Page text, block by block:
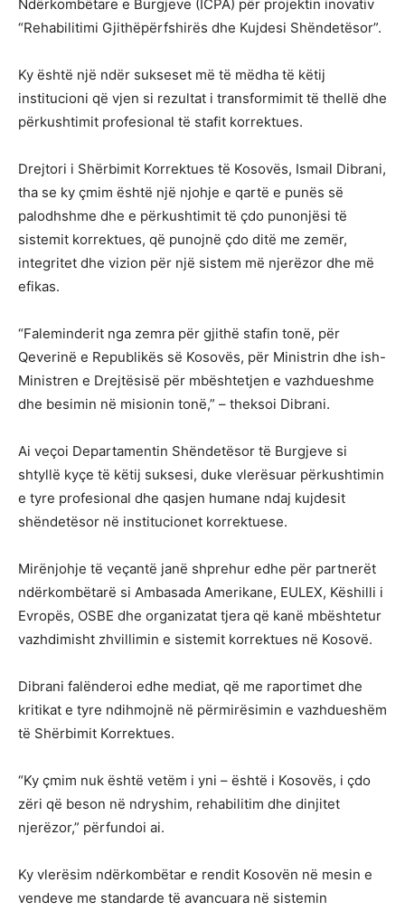
Ndërkombëtare e Burgjeve (ICPA) për projektin inovativ
“Rehabilitimi Gjithëpërfshirës dhe Kujdesi Shëndetësor”.
Ky është një ndër sukseset më të mëdha të këtij
institucioni që vjen si rezultat i transformimit të thellë dhe
përkushtimit profesional të stafit korrektues.
Drejtori i Shërbimit Korrektues të Kosovës, Ismail Dibrani,
tha se ky çmim është një njohje e qartë e punës së
palodhshme dhe e përkushtimit të çdo punonjësi të
sistemit korrektues, që punojnë çdo ditë me zemër,
integritet dhe vizion për një sistem më njerëzor dhe më
efikas.
“Faleminderit nga zemra për gjithë stafin tonë, për
Qeverinë e Republikës së Kosovës, për Ministrin dhe ish-
Ministren e Drejtësisë për mbështetjen e vazhdueshme
dhe besimin në misionin tonë,” – theksoi Dibrani.
Ai veçoi Departamentin Shëndetësor të Burgjeve si
shtyllë kyçe të këtij suksesi, duke vlerësuar përkushtimin
e tyre profesional dhe qasjen humane ndaj kujdesit
shëndetësor në institucionet korrektuese.
Mirënjohje të veçantë janë shprehur edhe për partnerët
ndërkombëtarë si Ambasada Amerikane, EULEX, Këshilli i
Evropës, OSBE dhe organizatat tjera që kanë mbështetur
vazhdimisht zhvillimin e sistemit korrektues në Kosovë.
Dibrani falënderoi edhe mediat, që me raportimet dhe
kritikat e tyre ndihmojnë në përmirësimin e vazhdueshëm
të Shërbimit Korrektues.
“Ky çmim nuk është vetëm i yni – është i Kosovës, i çdo
zëri që beson në ndryshim, rehabilitim dhe dinjitet
njerëzor,” përfundoi ai.
Ky vlerësim ndërkombëtar e rendit Kosovën në mesin e
vendeve me standarde të avancuara në sistemin